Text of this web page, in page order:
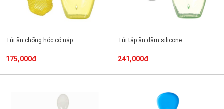
Túi ăn chống hóc có nắp
175,000đ
Túi tập ăn dặm silicone
241,000đ